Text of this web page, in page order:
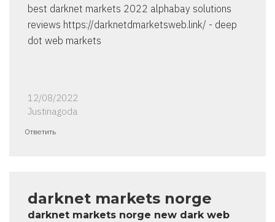
best darknet markets 2022 alphabay solutions
reviews https://darknetdmarketsweb.link/ - deep
dot web markets
12/08/2022
Justinagoda
Ответить
darknet markets norge
darknet markets norge new dark web